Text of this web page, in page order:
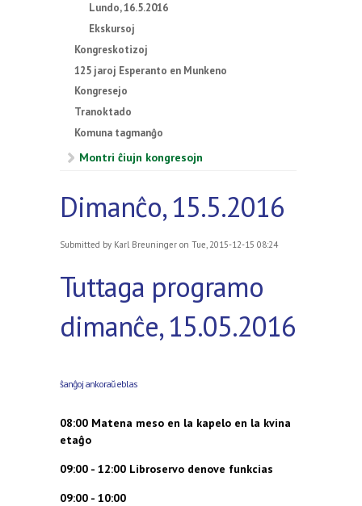
Lundo, 16.5.2016
Ekskursoj
Kongreskotizoj
125 jaroj Esperanto en Munkeno
Kongresejo
Tranoktado
Komuna tagmanĝo
Montri ĉiujn kongresojn
Dimanĉo, 15.5.2016
Submitted by Karl Breuninger on Tue, 2015-12-15 08:24
Tuttaga programo
dimanĉe, 15.05.2016
ŝanĝoj ankoraŭ eblas
08:00 Matena meso en la kapelo en la kvina
etaĝo
09:00 - 12:00 Libroservo denove funkcias
09:00 - 10:00